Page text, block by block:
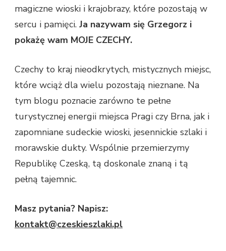
magiczne wioski i krajobrazy, które pozostają w
sercu i pamięci. Ja nazywam się Grzegorz i
pokażę wam MOJE CZECHY.
Czechy to kraj nieodkrytych, mistycznych miejsc,
które wciąż dla wielu pozostają nieznane. Na
tym blogu poznacie zarówno te pełne
turystycznej energii miejsca Pragi czy Brna, jak i
zapomniane sudeckie wioski, jesennickie szlaki i
morawskie dukty. Wspólnie przemierzymy
Republikę Czeską, tą doskonale znaną i tą
pełną tajemnic.
Masz pytania? Napisz:
kontakt@czeskieszlaki.pl